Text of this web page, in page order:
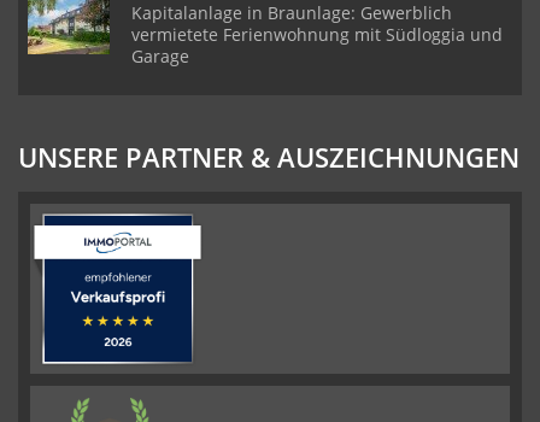
Kapitalanlage in Braunlage: Gewerblich
vermietete Ferienwohnung mit Südloggia und
Garage
UNSERE PARTNER & AUSZEICHNUNGEN